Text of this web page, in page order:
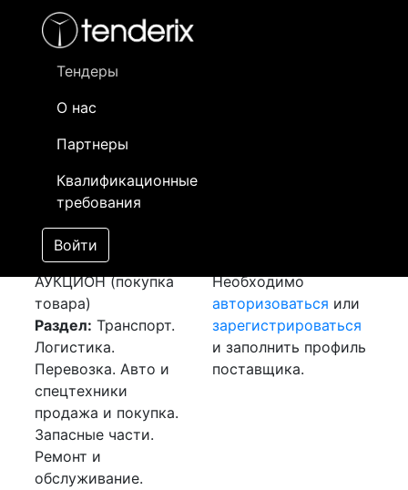
Тендеры
О нас
Партнеры
Квалификационные
требования
Войти
- активный лот
- сохраненный лот (не опубликован)
Закупка: Перевозка
г.Мытищи (РФ) -
г.Петропавловск
(РК)[Завершен]
Лот №:3354
АУКЦИОН (покупка
товара)
Раздел: Транспорт.
Логистика.
Перевозка. Авто и
спецтехники
продажа и покупка.
Запасные части.
Ремонт и
обслуживание.
Необходимо
авторизоваться или
зарегистрироваться
и заполнить профиль
поставщика.